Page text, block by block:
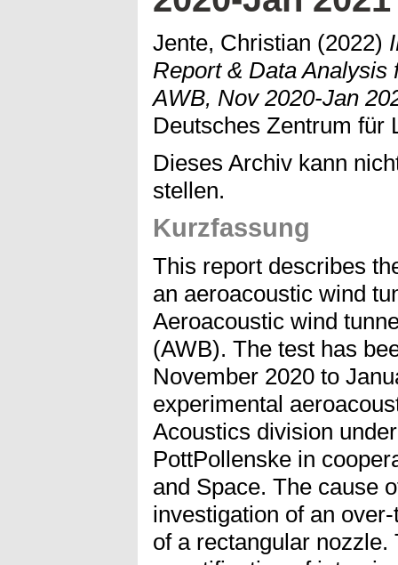
Jente, Christian (2022)
Report & Data Analysis
AWB, Nov 2020-Jan
Deutsches Zentrum für
Dieses Archiv kann
stellen.
Kurzfassung
This report describes
an aeroacoustic wind
Aeroacoustic wind
(AWB). The test has
November 2020 to
experimental
Acoustics division
PottPollenske in
and Space. The cause
investigation of an
of a rectangular